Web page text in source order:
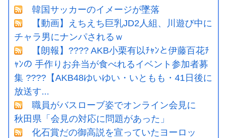
韓国サッカーのイメージが墜落
【動画】えちえち巨乳JD2人組、川遊び中に
チャラ男にナンパされるｗ
【朗報】???? AKB小栗有以ﾁｬﾝと伊藤百花ﾁ
ｬﾝの 手作りお弁当が食べれるイベント参加者募
集 ????【AKB48ゆいゆい・いともも・41日後に
放送す...
職員がバスローブ姿でオンライン会見に
秋田県「会見の対応に問題があった」
化石賞だの御高説を宣っていたヨーロッ